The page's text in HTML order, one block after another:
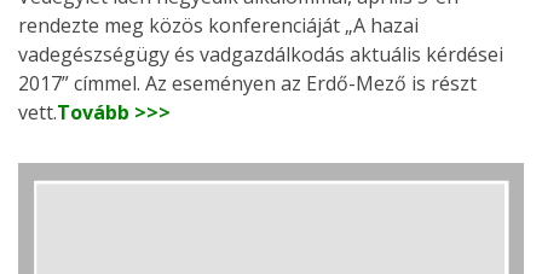
rendezte meg közös konferenciáját „A hazai
vadegészségügy és vadgazdálkodás aktuális kérdései
2017” címmel. Az eseményen az Erdő-Mező is részt
vett.Tovább >>>